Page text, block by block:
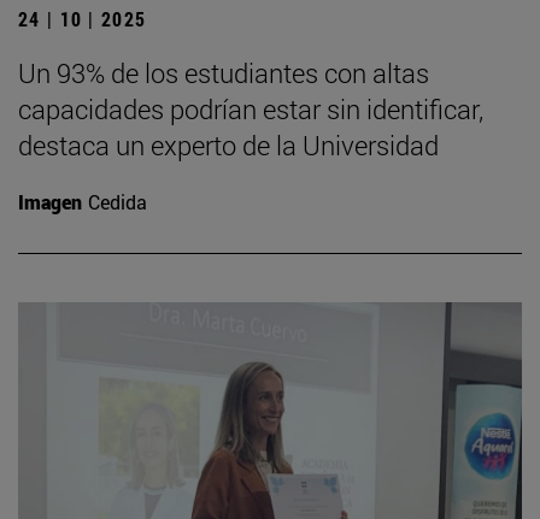
24 | 10 | 2025
Un 93% de los estudiantes con altas
capacidades podrían estar sin identificar,
destaca un experto de la Universidad
Imagen Cedida